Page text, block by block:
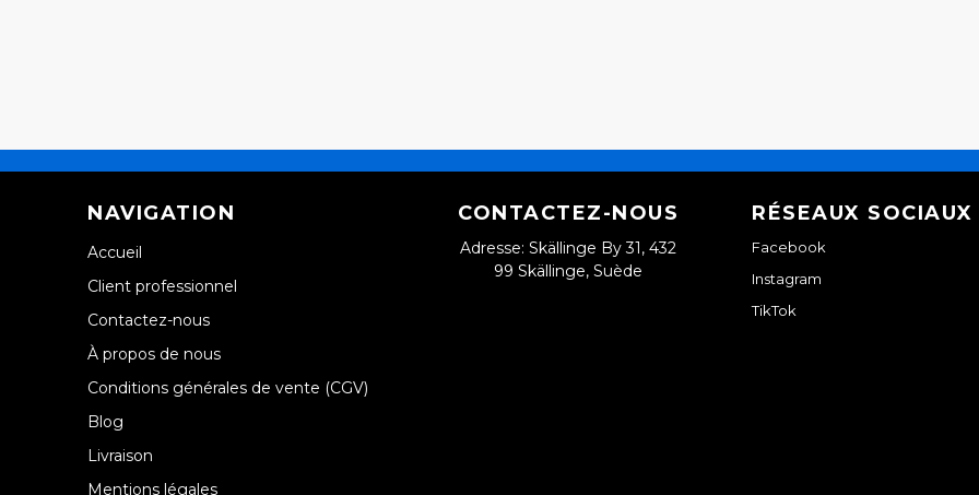
NAVIGATION
Accueil
Client professionnel
Contactez-nous
À propos de nous
Conditions générales de vente (CGV)
Blog
Livraison
Mentions légales
CONTACTEZ-NOUS
Adresse: Skällinge By 31, 432
99 Skällinge, Suède
RÉSEAUX SOCIAUX
Facebook
Instagram
TikTok